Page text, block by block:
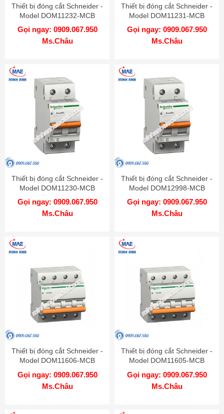
Thiết bị đóng cắt Schneider -
Model DOM11232-MCB
Gọi ngay: 0909.067.950
Ms.Châu
Thiết bị đóng cắt Schneider -
Model DOM11231-MCB
Gọi ngay: 0909.067.950
Ms.Châu
Thiết bị đóng cắt Schneider -
Model DOM11230-MCB
Gọi ngay: 0909.067.950
Ms.Châu
Thiết bị đóng cắt Schneider -
Model DOM12998-MCB
Gọi ngay: 0909.067.950
Ms.Châu
Thiết bị đóng cắt Schneider -
Model DOM11606-MCB
Gọi ngay: 0909.067.950
Ms.Châu
Thiết bị đóng cắt Schneider -
Model DOM11605-MCB
Gọi ngay: 0909.067.950
Ms.Châu